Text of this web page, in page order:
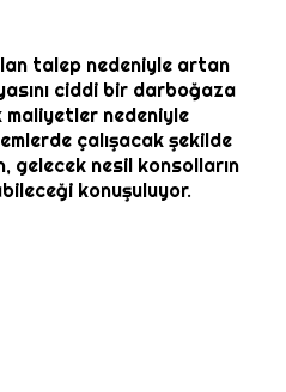
talep nedeniyle artan
ciddi bir darboğaza
nedeniyle
çalışacak şekilde
gelecek nesil konsolların
konuşuluyor.